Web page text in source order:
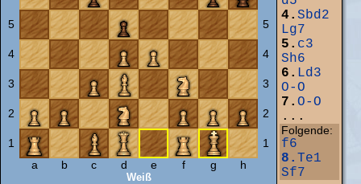
5 5
4 4
3 3
2 2
1
1
a
b c d e f g h
Weiß
4. Sbd2
Lg7
5. c3
Sh6
6. Ld3
O-O
7. O-O
...
Folgende:
f6
8. Te1
Sf7